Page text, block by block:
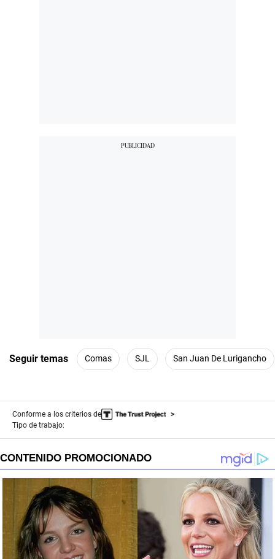
Seguir temas Comas SJL San Juan De Lurigancho
Conforme a los criterios de
Tipo de trabajo: